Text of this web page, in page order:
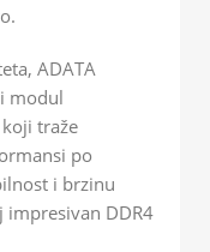
ADATA
modul
traže
po
i brzinu
impresivan DDR4